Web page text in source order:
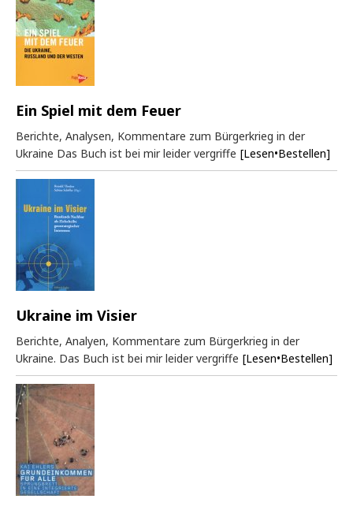
Ein Spiel mit dem Feuer
Berichte, Analysen, Kommentare zum Bürgerkrieg in der
Ukraine Das Buch ist bei mir leider vergriffe [Lesen•Bestellen]
Ukraine im Visier
Berichte, Analyen, Kommentare zum Bürgerkrieg in der
Ukraine. Das Buch ist bei mir leider vergriffe [Lesen•Bestellen]